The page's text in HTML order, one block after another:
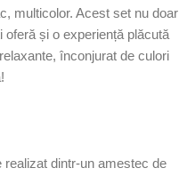
multicolor. Acest set nu doar
și o experiență plăcută
înconjurat de culori
realizat dintr-un amestec de